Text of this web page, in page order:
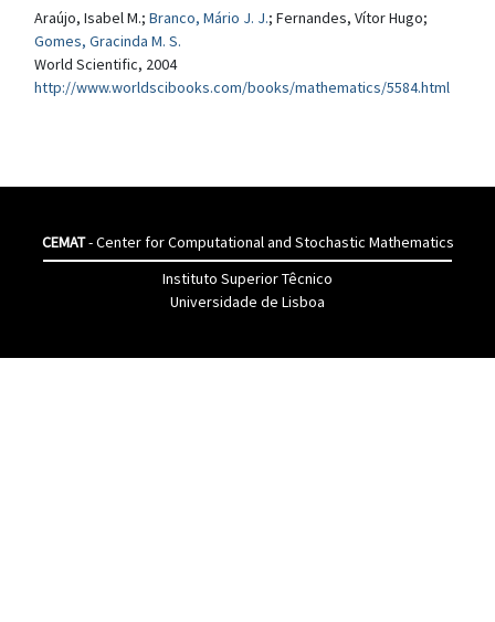
Araújo, Isabel M.; Branco, Mário J. J.; Fernandes, Vítor Hugo;
Gomes, Gracinda M. S.
World Scientific, 2004
http://www.worldscibooks.com/books/mathematics/5584.html
CEMAT- Center for Computational and Stochastic Mathematics
Instituto Superior Têcnico
Universidade de Lisboa